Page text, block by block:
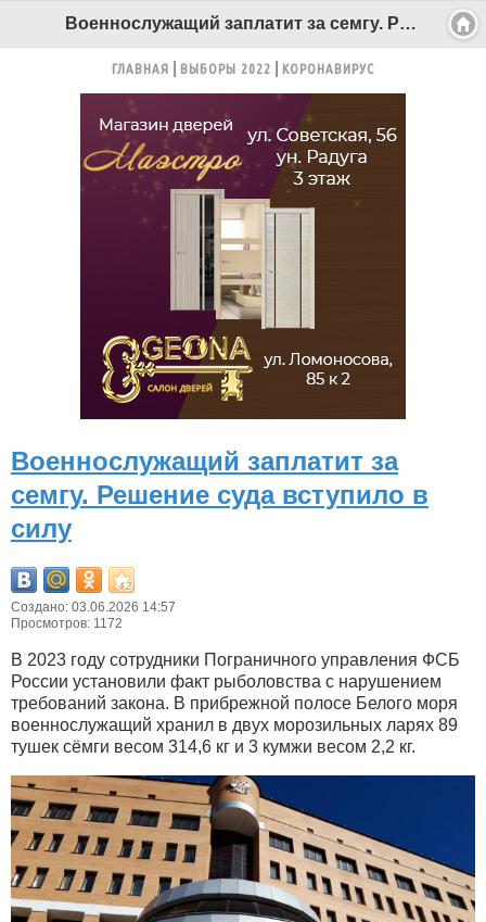
Военнослужащий заплатит за семгу. Решение суда вступило в силу - Беломорканал Северодвинск tv29.ru
ГЛАВНАЯ ВЫБОРЫ 2022 КОРОНАВИРУС
Военнослужащий заплатит за
семгу. Решение суда вступило в
силу
Создано: 03.06.2026 14:57
Просмотров: 1172
В 2023 году сотрудники Пограничного управления ФСБ
России установили факт рыболовства с нарушением
требований закона. В прибрежной полосе Белого моря
военнослужащий хранил в двух морозильных ларях 89
тушек сёмги весом 314,6 кг и 3 кумжи весом 2,2 кг.